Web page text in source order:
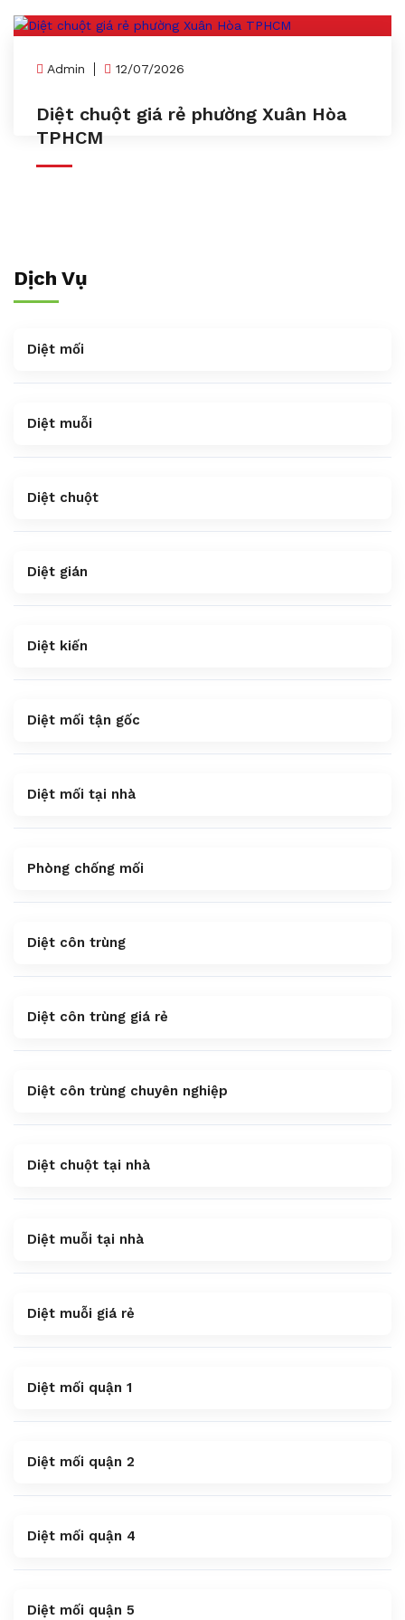
Admin 12/07/2026
Diệt chuột giá rẻ phường Xuân Hòa
TPHCM
Dịch Vụ
Diệt mối
Diệt muỗi
Diệt chuột
Diệt gián
Diệt kiến
Diệt mối tận gốc
Diệt mối tại nhà
Phòng chống mối
Diệt côn trùng
Diệt côn trùng giá rẻ
Diệt côn trùng chuyên nghiệp
Diệt chuột tại nhà
Diệt muỗi tại nhà
Diệt muỗi giá rẻ
Diệt mối quận 1
Diệt mối quận 2
Diệt mối quận 4
Diệt mối quận 5